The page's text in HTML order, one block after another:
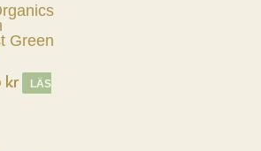
Green
kr LÄS